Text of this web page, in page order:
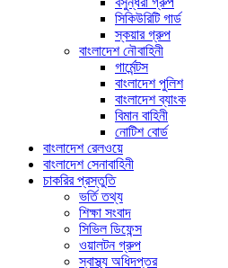
সিকিউরিটি গার্ড
স্কয়ার গ্রুপ
বাংলাদেশ নৌবাহিনী
গার্মেন্টস
বাংলাদেশ পুলিশ
বাংলাদেশ ব্যাংক
বিমান বাহিনী
নোটিশ বোর্ড
বাংলাদেশ রেলওয়ে
বাংলাদেশ সেনাবাহিনী
চাকরির প্রস্তুতি
ভর্তি তথ্য
শিক্ষা সংবাদ
সিভিল ডিফেন্স
ওয়ালটন গ্রুপ
স্বাস্থ্য অধিদপ্তর